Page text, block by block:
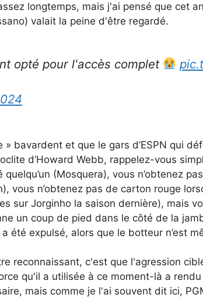
longtemps, mais j'ai pensé que cet
valait la peine d'être regardé.
opté pour l'accès complet
bavardent et que le gars d’ESPN qui
d’Howard Webb, rappelez-vous
(Mosquera), vous n’obtenez
vous n’obtenez pas de carton rouge
sur Jorginho la saison dernière), mais
un coup de pied dans le côté de la
été expulsé, alors que le botteur n’est
reconnaissant, c'est que l'agression
qu'il a utilisée à ce moment-là a
mais comme je l'ai souvent dit ici,